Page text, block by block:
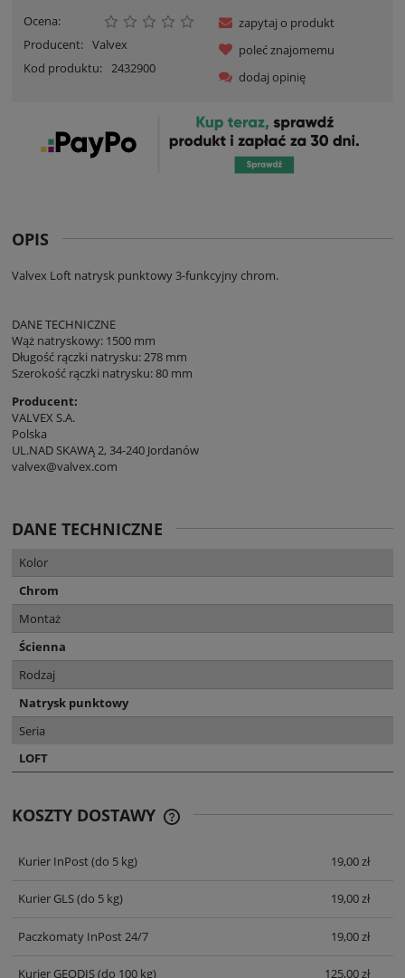
Ocena:
Producent: Valvex
Kod produktu: 2432900
zapytaj o produkt
poleć znajomemu
dodaj opinię
OPIS
Valvex Loft natrysk punktowy 3-funkcyjny chrom.
DANE TECHNICZNE
Wąż natryskowy: 1500 mm
Długość rączki natrysku: 278 mm
Szerokość rączki natrysku: 80 mm
Producent:
VALVEX S.A.
Polska
UL.NAD SKAWĄ 2, 34-240 Jordanów
valvex@valvex.com
DANE TECHNICZNE
Kolor
Chrom
Montaż
Ścienna
Rodzaj
Natrysk punktowy
Seria
LOFT
KOSZTY DOSTAWY
Kurier InPost(do 5 kg) 19,00 zł
Kurier GLS(do 5 kg) 19,00 zł
Paczkomaty InPost 24/7 19,00 zł
Kurier GEODIS(do 100 kg) 125,00 zł